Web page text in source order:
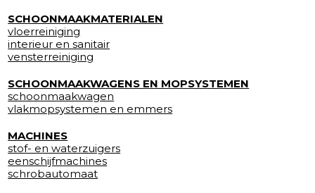
SCHOONMAAKMATERIALEN
vloerreiniging
interieur en sanitair
vensterreiniging
SCHOONMAAKWAGENS EN MOPSYSTEMEN
schoonmaakwagen
vlakmopsystemen en emmers
MACHINES
stof- en waterzuigers
eenschijfmachines
schrobautomaat